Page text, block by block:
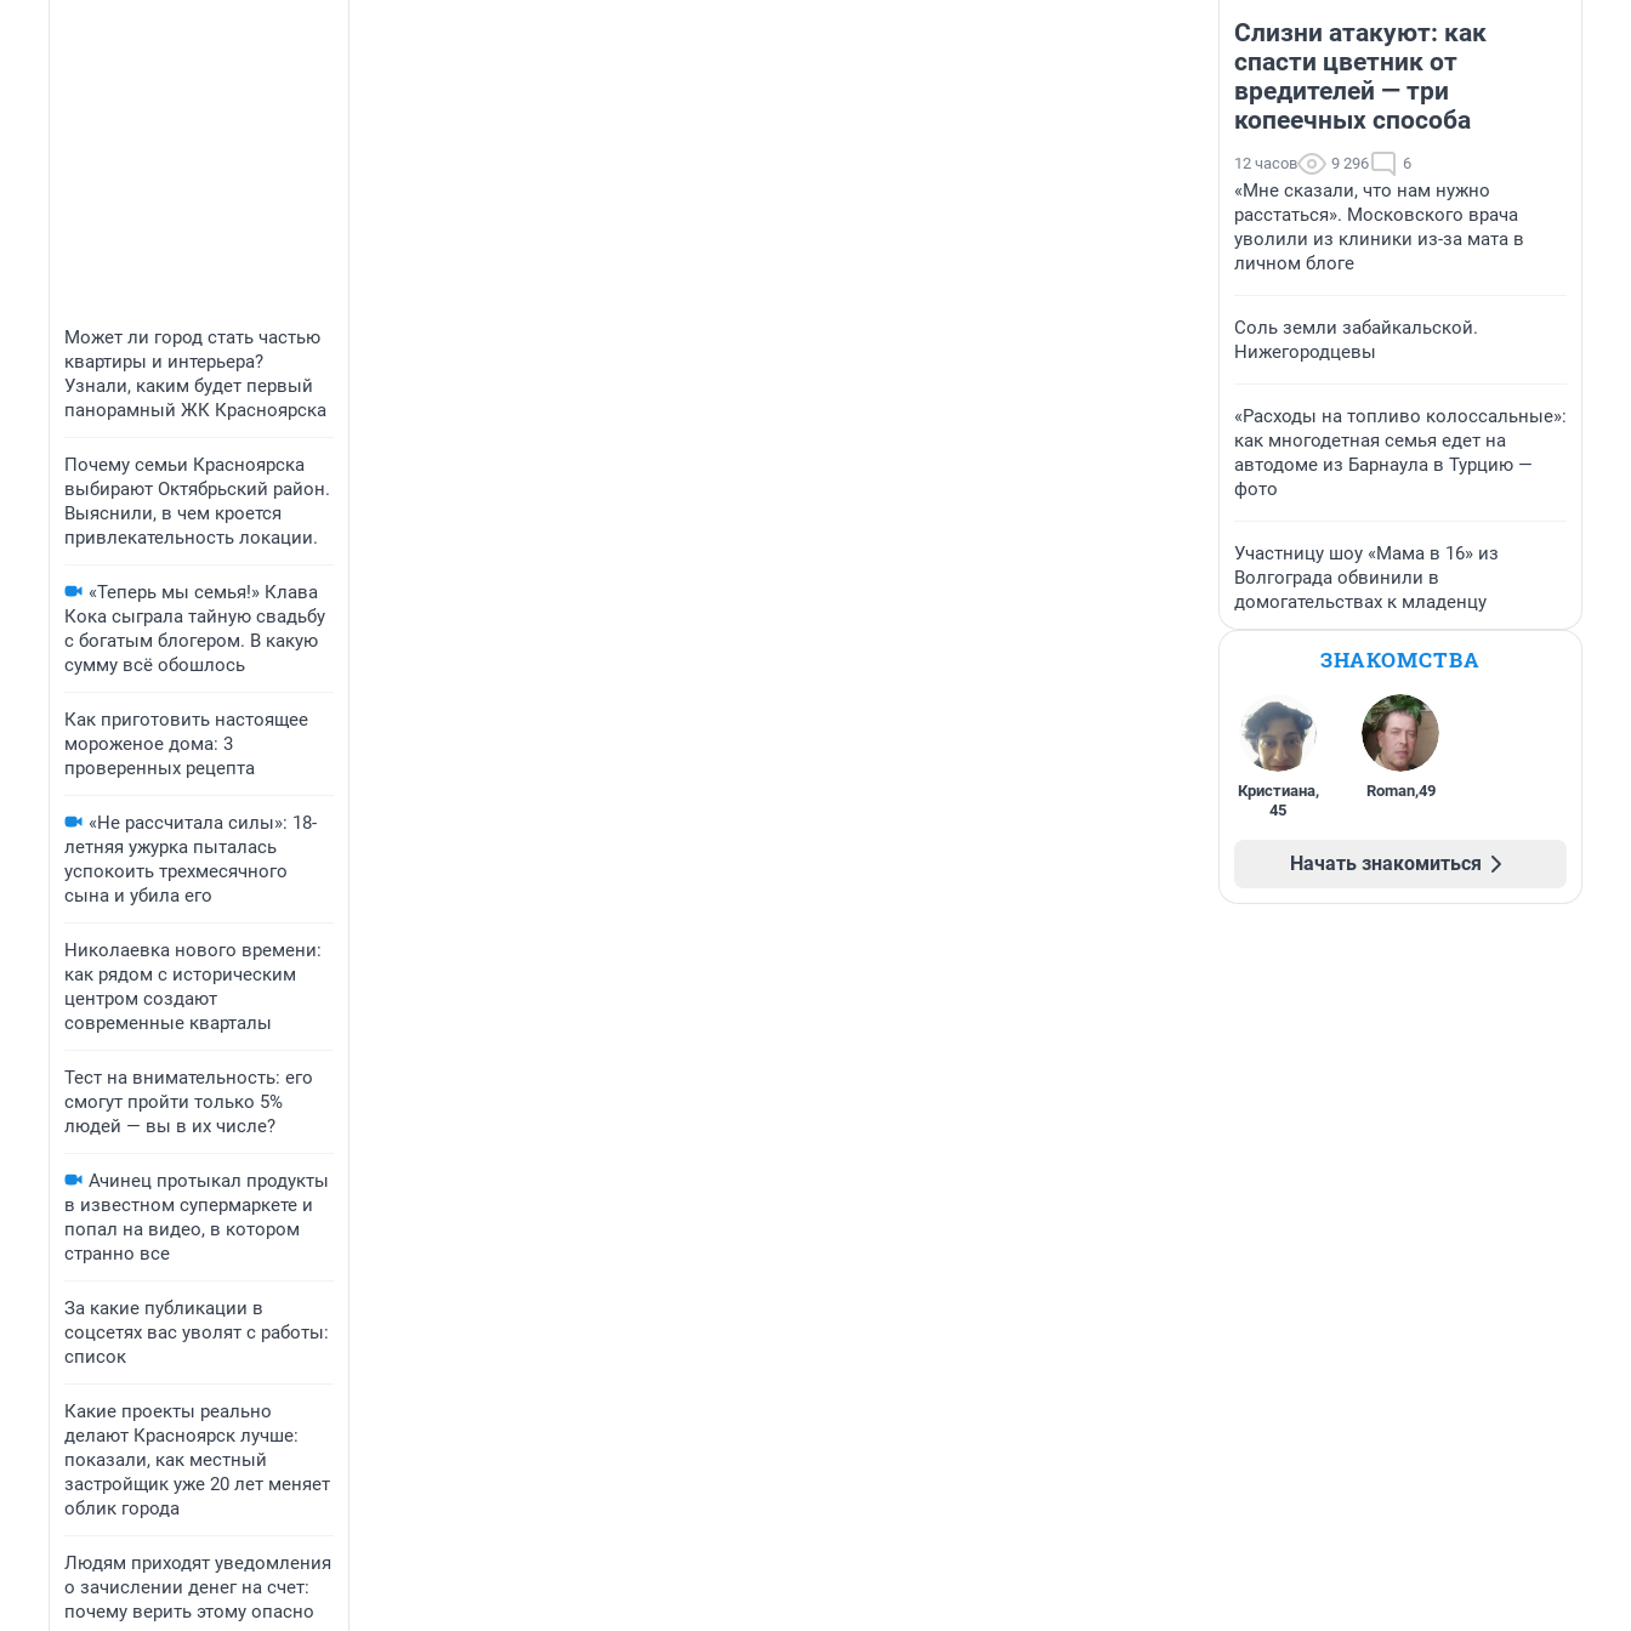
Может ли город стать частью
квартиры и интерьера?
Узнали, каким будет первый
панорамный ЖК Красноярска
Почему семьи Красноярска
выбирают Октябрьский район.
Выяснили, в чем кроется
привлекательность локации.
«Теперь мы семья!» Клава
Кока сыграла тайную свадьбу
с богатым блогером. В какую
сумму всё обошлось
Как приготовить настоящее
мороженое дома: 3
проверенных рецепта
«Не рассчитала силы»: 18-
летняя ужурка пыталась
успокоить трехмесячного
сына и убила его
Николаевка нового времени:
как рядом с историческим
центром создают
современные кварталы
Тест на внимательность: его
смогут пройти только 5%
людей — вы в их числе?
Ачинец протыкал продукты
в известном супермаркете и
попал на видео, в котором
странно все
За какие публикации в
соцсетях вас уволят с работы:
список
Какие проекты реально
делают Красноярск лучше:
показали, как местный
застройщик уже 20 лет меняет
облик города
Людям приходят уведомления
о зачислении денег на счет:
почему верить этому опасно
Слизни атакуют: как
спасти цветник от
вредителей — три
копеечных способа
12 часов 9 296 6
«Мне сказали, что нам нужно
расстаться». Московского врача
уволили из клиники из-за мата в
личном блоге
Соль земли забайкальской.
Нижегородцевы
«Расходы на топливо колоссальные»:
как многодетная семья едет на
автодоме из Барнаула в Турцию —
фото
Участницу шоу «Мама в 16» из
Волгограда обвинили в
домогательствах к младенцу
ЗНАКОМСТВА
Кристиана,
45
Roman,49
Начать знакомиться